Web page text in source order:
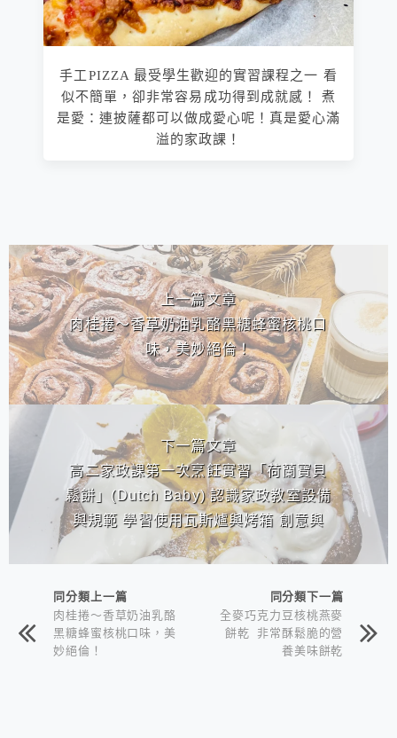
手工PIZZA 最受學生歡迎的實習課程之一 看
似不簡單，卻非常容易成功得到成就感！ 煮
是愛：連披薩都可以做成愛心呢！真是愛心滿
溢的家政課！
相連文章
上一篇文章
肉桂捲～香草奶油乳酪黑糖蜂蜜核桃口
味，美妙絕倫！
下一篇文章
高二家政課第一次烹飪實習「荷蘭寶貝
鬆餅」(Dutch Baby) 認識家政教室設備
與規範 學習使用瓦斯爐與烤箱 創意與
想像力的展現
同分類上一篇
肉桂捲～香草奶油乳酪
黑糖蜂蜜核桃口味，美
妙絕倫！
同分類下一篇
全麥巧克力豆核桃燕麥
餅乾 非常酥鬆脆的營
養美味餅乾